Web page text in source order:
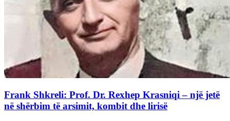
Frank Shkreli: Prof. Dr. Rexhep Krasniqi – një jetë
në shërbim të arsimit, kombit dhe lirisë